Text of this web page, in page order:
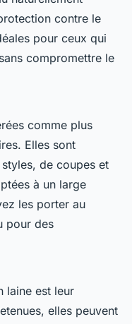
contre le
pour ceux qui
compromettre le
comme plus
Elles sont
de coupes et
à un large
les porter au
pour des
laine est leur
elles peuvent